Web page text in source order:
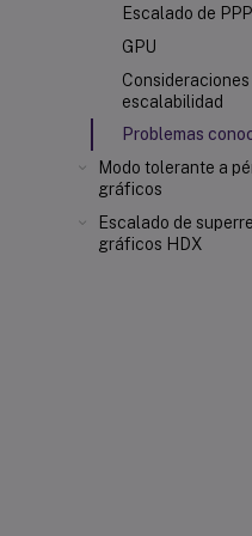
Escalado de PPP
GPU
escalabilidad
Problemas
Modo tolerante a
gráficos
Escalado de
gráficos HDX